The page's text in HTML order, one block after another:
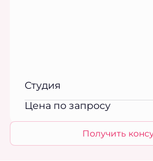
Студия
Цена по запросу
Получить